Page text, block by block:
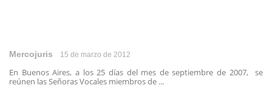
Mercojuris 15 de marzo de 2012
En Buenos Aires, a los 25 días del mes de septiembre de 2007, se
reúnen las Señoras Vocales miembros de ...